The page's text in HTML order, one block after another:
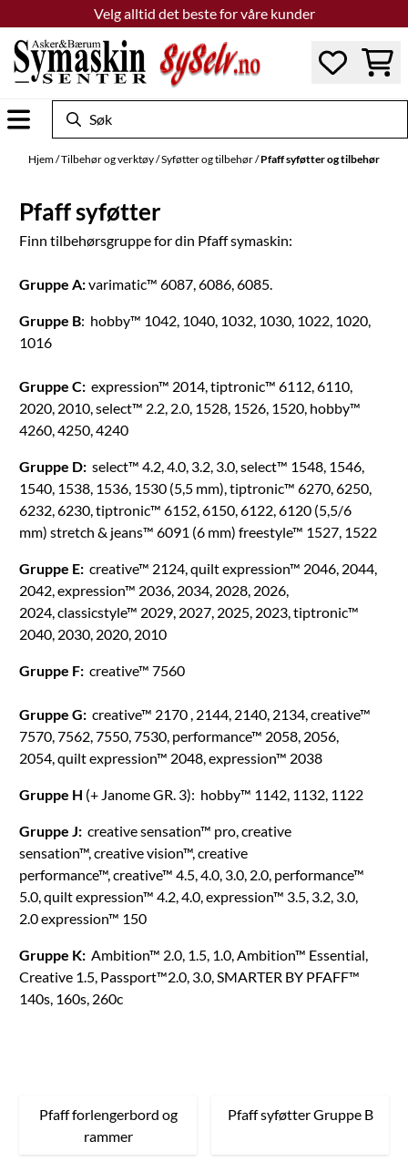
Hopp til innholdVelg alltid det beste for våre kunder
Hjem/Tilbehør og verktøy/Syføtter og tilbehør/Pfaff syføtter og tilbehør
Pfaff syføtter
Finn tilbehørsgruppe for din Pfaff symaskin:
Gruppe A:varimatic™ 6087, 6086, 6085.
Gruppe B: hobby™ 1042, 1040, 1032, 1030, 1022, 1020,
1016
Gruppe C: expression™ 2014, tiptronic™ 6112, 6110,
2020, 2010, select™ 2.2, 2.0, 1528, 1526, 1520, hobby™
4260, 4250, 4240
Gruppe D: select™ 4.2, 4.0, 3.2, 3.0, select™ 1548, 1546,
1540, 1538, 1536, 1530 (5,5 mm), tiptronic™ 6270, 6250,
6232, 6230, tiptronic™ 6152, 6150, 6122, 6120 (5,5/6
mm) stretch & jeans™ 6091 (6 mm) freestyle™ 1527, 1522
Gruppe E: creative™ 2124, quilt expression™ 2046, 2044,
2042, expression™ 2036, 2034, 2028, 2026,
2024, classicstyle™ 2029, 2027, 2025, 2023, tiptronic™
2040, 2030, 2020, 2010
Gruppe F: creative™ 7560
Gruppe G: creative™ 2170 , 2144, 2140, 2134, creative™
7570, 7562, 7550, 7530, performance™ 2058, 2056,
2054, quilt expression™ 2048, expression™ 2038
Gruppe H (+ Janome GR. 3): hobby™ 1142, 1132, 1122
Gruppe J: creative sensation™ pro, creative
sensation™, creative vision™, creative
performance™, creative™ 4.5, 4.0, 3.0, 2.0, performance™
5.0, quilt expression™ 4.2, 4.0, expression™ 3.5, 3.2, 3.0,
2.0 expression™ 150
Gruppe K: Ambition™ 2.0, 1.5, 1.0, Ambition™ Essential,
Creative 1.5, Passport™2.0, 3.0, SMARTER BY PFAFF™
140s, 160s, 260c
Pfaff forlengerbord og
rammer
Pfaff syføtter Gruppe B